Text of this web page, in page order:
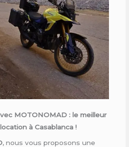
MOTONOMAD : le meilleur
à Casablanca !
, nous vous proposons une